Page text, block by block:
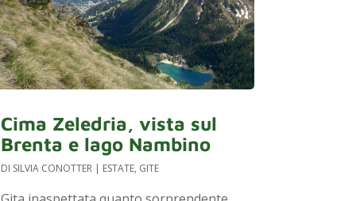
Cima Zeledria, vista sul
Brenta e lago Nambino
DI SILVIA CONOTTER| ESTATE, GITE